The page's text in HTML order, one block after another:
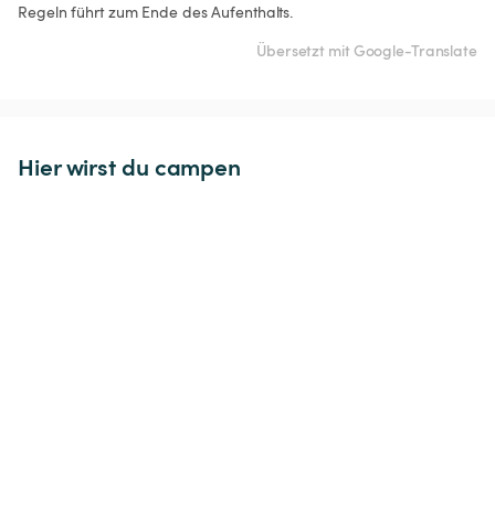
Regeln führt zum Ende des Aufenthalts.
Übersetzt mit Google-Translate
Hier wirst du campen